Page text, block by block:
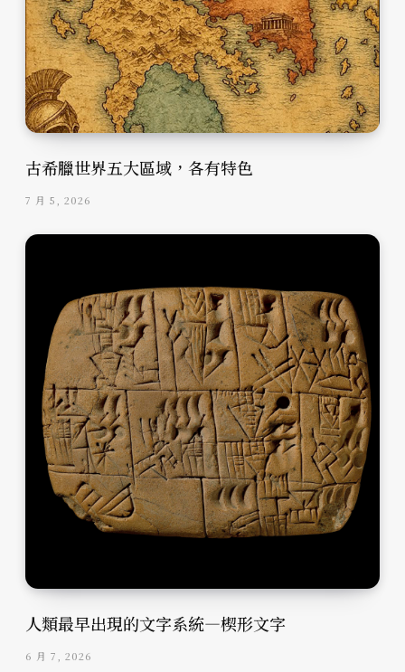
古希臘世界五大區域，各有特色
7 月 5, 2026
人類最早出現的文字系統—楔形文字
6 月 7, 2026